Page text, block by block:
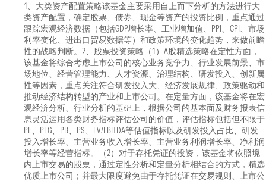
1、大类资产配置策略该基金主要采用自上而下分析的方法进行大
类资产配置，确定股票、债券、现金等资产的投资比例，重点通过
跟踪宏观经济数据（包括GDP增长率、工业增加值、PPI、CPI、市场
利率变化、进出口贸易数据等）和政策环境的变化趋势，来做前瞻
性的战略判断。2、股票投资策略（1）A股精选策略在定性方面，
该基金将综合考虑上市公司的核心业务竞争力、行业发展前景、市
场地位、经营管理能力、人才资源、治理结构、研发投入、创新属
性等因素，重点关注符合研发投入大、经济发展规律、政策驱动和
推动经济结构转型的产业和上市公司。在定量方面，该基金将在宏
观经济分析、行业分析的基础上，根据公司的基本面及财务报表信
息灵活运用各类财务指标评估公司的价值，评估指标包括但不限于
PE、PEG、PB、PS、EV/EBITDA等估值指标以及研发投入占比、研发
投入增长率、主营业务收入增长率、主营业务利润增长率、净利润
增长率等经营指标。（2）对于存托凭证的投资，该基金将依照境
内上市交易的股票，通过定性分析和定量分析相结合的方式，精选
优质上市公司；并最大限度避免由于存托凭证在交易规则、上市公